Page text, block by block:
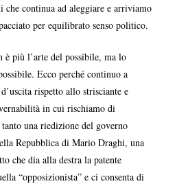
continua ad aleggiare e arriviamo
per equilibrato senso politico.
più l’arte del possibile, ma lo
Ecco perché continuo a
rispetto allo strisciante e
in cui rischiamo di
tanto una riedizione del governo
Repubblica di Mario Draghi, una
che dia alla destra la patente
“opposizionista” e ci consenta di